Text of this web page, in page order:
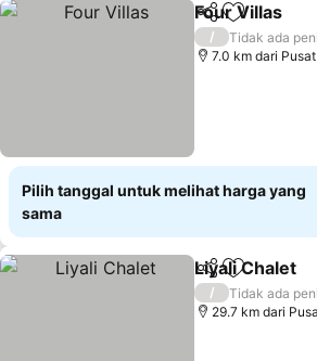
Bagikan
Four Villas
/
Tidak ada
7.0 km dari
Pilih tanggal untuk melihat harga yang
sama
Bagikan
Liyali Chalet
/
Tidak ada
29.7 km dari